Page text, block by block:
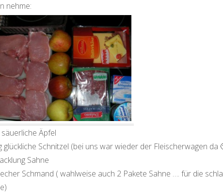
nehme:
Äpfel
glückliche Schnitzel (bei uns war wieder der Fleischerwagen da
Sahne
Schmand ( wahlweise auch 2 Pakete Sahne …. für die